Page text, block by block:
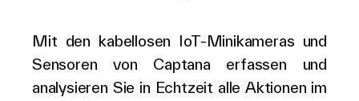
Mit den kabellosen IoT-Minikameras und
Sensoren von Captana erfassen und
analysieren Sie in Echtzeit alle Aktionen im